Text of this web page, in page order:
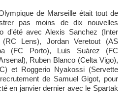
de Marseille était tout de
pas moins de dix nouvelles
d'été avec Alexis Sanchez (Inter
Lens), Jordan Veretout (AS
(FC Porto), Luis Suàrez (FC
Ruben Blanco (Celta Vigo),
et Roggerio Nyakossi (Servette
de Samuel Gigot, pour
en janvier dernier avec le Spartak